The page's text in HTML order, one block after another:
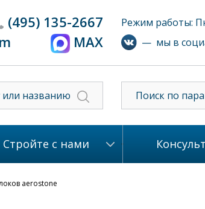
(495) 135-2667
MAX
Режим работы:
— мы в
Поиск по
Стройте с нами
aerostone